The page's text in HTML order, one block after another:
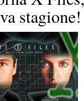
stagione!